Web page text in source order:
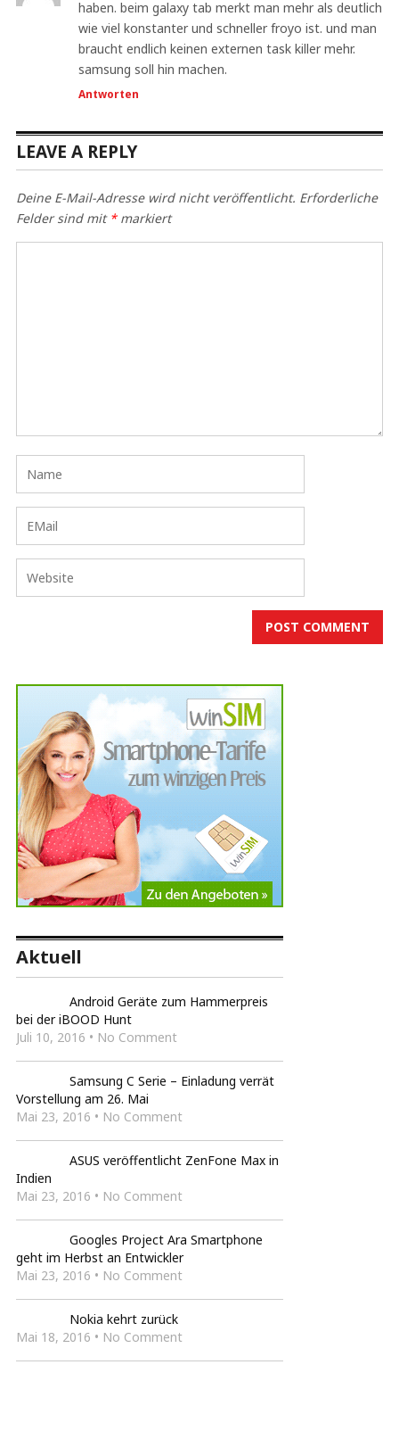
haben. beim galaxy tab merkt man mehr als deutlich
wie viel konstanter und schneller froyo ist. und man
braucht endlich keinen externen task killer mehr.
samsung soll hin machen.
Antworten
LEAVE A REPLY
Deine E-Mail-Adresse wird nicht veröffentlicht. Erforderliche
Felder sind mit *markiert
Aktuell
Android Geräte zum Hammerpreis
bei der iBOOD Hunt
Juli 10, 2016 • No Comment
Samsung C Serie – Einladung verrät
Vorstellung am 26. Mai
Mai 23, 2016 • No Comment
ASUS veröffentlicht ZenFone Max in
Indien
Mai 23, 2016 • No Comment
Googles Project Ara Smartphone
geht im Herbst an Entwickler
Mai 23, 2016 • No Comment
Nokia kehrt zurück
Mai 18, 2016 • No Comment